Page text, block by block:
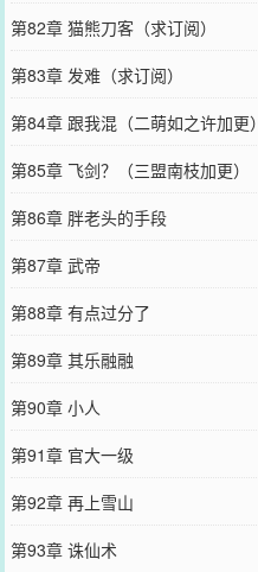
第82章 猫熊刀客（求订阅）
第83章 发难（求订阅）
第84章 跟我混（二萌如之许加更）
第85章 飞剑？（三盟南枝加更）
第86章 胖老头的手段
第87章 武帝
第88章 有点过分了
第89章 其乐融融
第90章 小人
第91章 官大一级
第92章 再上雪山
第93章 诛仙术